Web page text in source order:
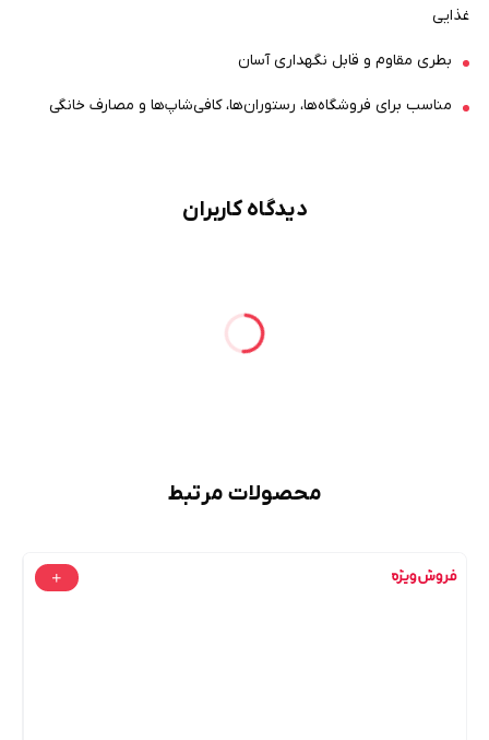
غذایی
بطری مقاوم و قابل نگهداری آسان
مناسب برای فروشگاه‌ها، رستوران‌ها، کافی‌شاپ‌ها و مصارف خانگی
دیدگاه کاربران
محصولات مرتبط